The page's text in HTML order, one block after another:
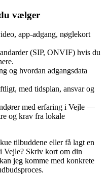
vælger
app‑adgang, nøglekort
(SIP, ONVIF) hvis du
og hvordan adgangsdata
med tidsplan, ansvar og
med erfaring i Vejle —
og krav fra lokale
tilbuddene eller få lagt en
Skriv kort om din
jeg komme med konkrete